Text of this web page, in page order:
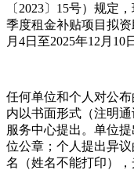
〔2023〕15号）规定
季度租金补贴项目拟
月4日至2025年12月10
任何单位和个人对公
内以书面形式（注明
服务中心提出。单位
位公章；个人提出异
名（姓名不能打印）